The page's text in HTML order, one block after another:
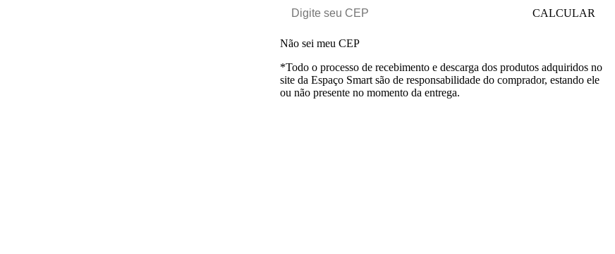
CALCULAR
Não sei meu CEP
*Todo o processo de recebimento e descarga dos produtos adquiridos no
site da Espaço Smart são de responsabilidade do comprador, estando ele
ou não presente no momento da entrega.